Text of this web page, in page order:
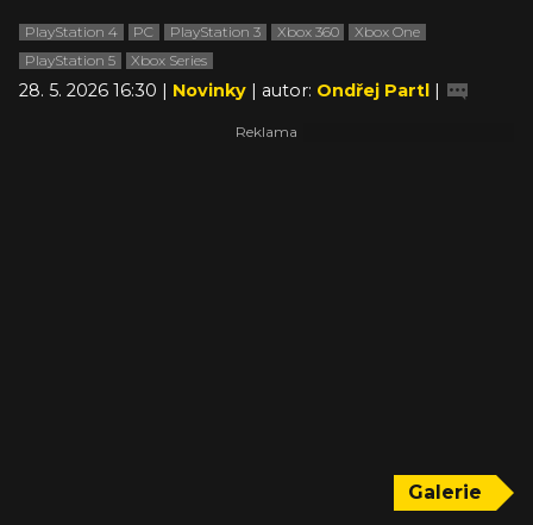
PlayStation 4 PC PlayStation 3 Xbox 360
Xbox One
PlayStation 5
Xbox Series
28. 5. 2026 16:30 | Novinky | autor: Ondřej Partl |
Galerie